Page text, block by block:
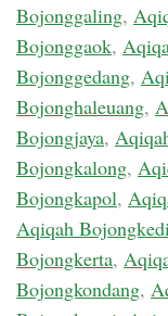
Bojonggaling,
Bojonggaok,
Bojonggedang,
Bojonghaleuang,
Bojongjaya,
Bojongkalong,
Bojongkapol,
Aqiqah
Bojongkerta,
Bojongkondang,